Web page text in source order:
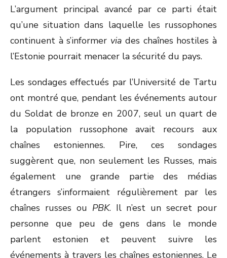
L’argument principal avancé par ce parti était
qu’une situation dans laquelle les russophones
continuent à s’informer via des chaînes hostiles à
l’Estonie pourrait menacer la sécurité du pays.
Les sondages effectués par l’Université de Tartu
ont montré que, pendant les événements autour
du Soldat de bronze en 2007, seul un quart de
la population russophone avait recours aux
chaînes estoniennes. Pire, ces sondages
suggèrent que, non seulement les Russes, mais
également une grande partie des médias
étrangers s’informaient régulièrement par les
chaînes russes ou PBK. Il n’est un secret pour
personne que peu de gens dans le monde
parlent estonien et peuvent suivre les
événements à travers les chaînes estoniennes. Le